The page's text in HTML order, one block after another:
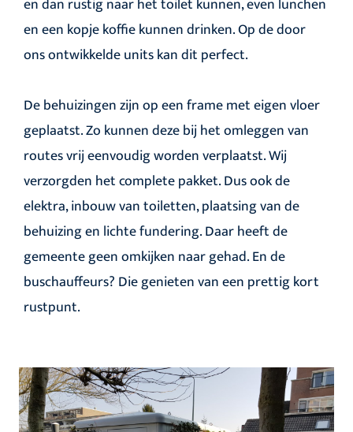
en dan rustig naar het toilet kunnen, even lunchen
en een kopje koffie kunnen drinken. Op de door
ons ontwikkelde units kan dit perfect.
De behuizingen zijn op een frame met eigen vloer
geplaatst. Zo kunnen deze bij het omleggen van
routes vrij eenvoudig worden verplaatst. Wij
verzorgden het complete pakket. Dus ook de
elektra, inbouw van toiletten, plaatsing van de
behuizing en lichte fundering. Daar heeft de
gemeente geen omkijken naar gehad. En de
buschauffeurs? Die genieten van een prettig kort
rustpunt.